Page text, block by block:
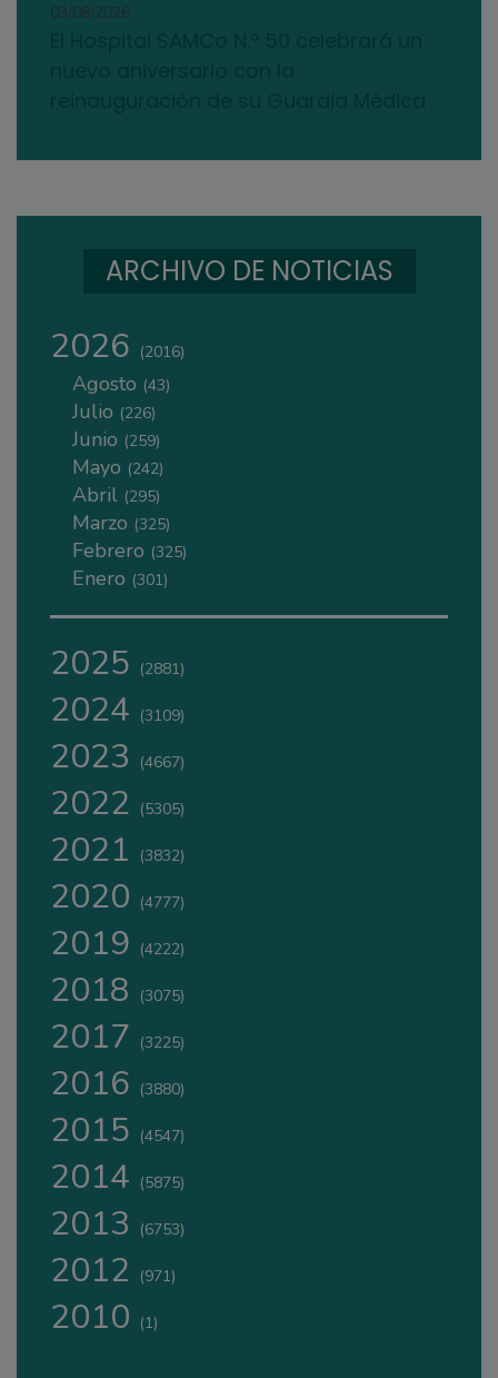
03/08/2026
ARCHIVO DE NOTICIAS
2026 (2016)
Agosto (43)
Julio (226)
Junio (259)
Mayo (242)
Abril (295)
Marzo (325)
Febrero (325)
Enero (301)
2025 (2881)
2024 (3109)
2023 (4667)
2022 (5305)
2021 (3832)
2020 (4777)
2019 (4222)
2018 (3075)
2017 (3225)
2016 (3880)
2015 (4547)
2014 (5875)
2013 (6753)
2012 (971)
2010 (1)